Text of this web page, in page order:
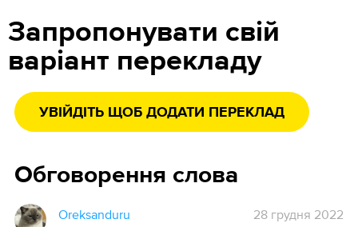
Запропонувати свій
варіант перекладу
УВІЙДІТЬ ЩОБ ДОДАТИ ПЕРЕКЛАД
Обговорення слова
Oreksanduru
28 грудня 2022